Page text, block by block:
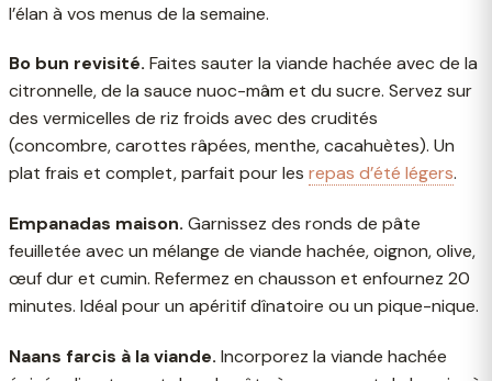
l’élan à vos menus de la semaine.
Bo bun revisité. Faites sauter la viande hachée avec de la
citronnelle, de la sauce nuoc-mâm et du sucre. Servez sur
des vermicelles de riz froids avec des crudités
(concombre, carottes râpées, menthe, cacahuètes). Un
plat frais et complet, parfait pour les repas d’été légers.
Empanadas maison. Garnissez des ronds de pâte
feuilletée avec un mélange de viande hachée, oignon, olive,
œuf dur et cumin. Refermez en chausson et enfournez 20
minutes. Idéal pour un apéritif dînatoire ou un pique-nique.
Naans farcis à la viande. Incorporez la viande hachée